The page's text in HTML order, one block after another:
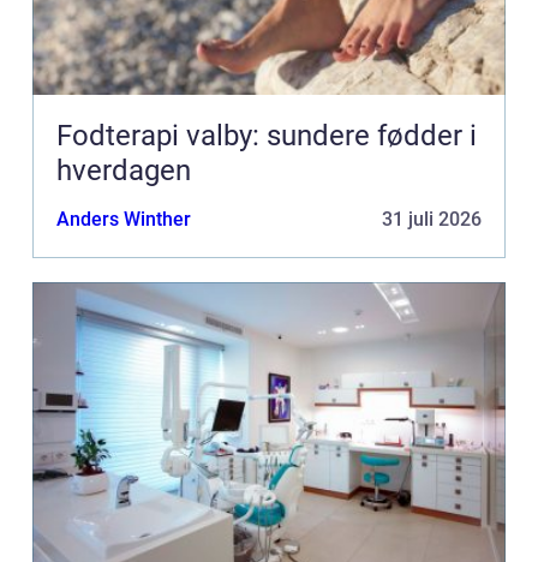
Fodterapi valby: sundere fødder i
hverdagen
Anders Winther 31 juli 2026